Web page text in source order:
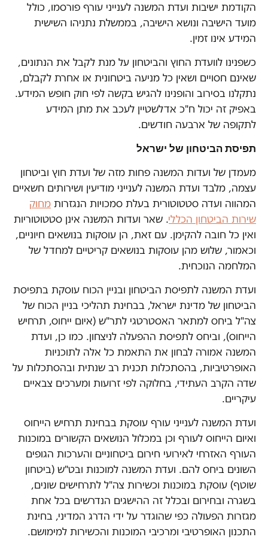
הקודמת ישיבות ועדת המשנה לענייני עורף פורסמו, כולל
מועד הישיבה ונושא הישיבה, בממשלת נתניהו השישית
המידע אינו זמין.
כשפנינו לוועדת החוץ והביטחון על מנת לקבל את הנתונים,
שאינם חסויים ושאין כל מניעה ביטחונית או אחרת לקבלם,
נתקלנו בסירוב והופנינו להגיש בקשה לפי חוק חופש המידע.
באפיק זה יכול ח"כ אדלשטיין לעכב את מתן המידע
לתקופה של ארבעה חודשים.
תפיסת הביטחון של ישראל
מעמדן של ועדות המשנה פחות מזה של ועדת חוץ וביטחון
עצמה, מלבד ועדת המשנה לענייני מודיעין ושירותים חשאיים
המהווה ועדה סטטוטורית בעלת סמכויות הנגזרות מחוק
שירות הביטחון הכללי. שאר ועדות המשנה אינן סטטוטוריות
ואין כל חובה להקימן. עם זאת, הן עוסקות בנושאים חיוניים,
וכאמור, שלוש מהן עוסקות בנושאים קריטיים למחדל של
המלחמה הנוכחית.
ועדת המשנה לתפיסת הביטחון ובניין הכוח עוסקת בתפיסת
הביטחון של מדינת ישראל, בבחינת תהליכי בניין הכוח של
צה"ל ביחס למתאר האסטרטגי לתר"ש (איום ייחוס, תרחיש
הייחוס), וביחס לתפיסת ההפעלה לניצחון. כמו כן, ועדת
המשנה אמורה לבחון את התאמת כל אלה לתוכניות
האופרטיביות, בהסתכלות תכנית רב שנתית ובהסתכלות על
שדה הקרב העתידי, בחלוקה לפי זרועות ומערכים צבאיים
עיקריים.
ועדת המשנה לענייני עורף עוסקת בבחינת תרחיש הייחוס
ואיום הייחוס לעורף וכן במכלול הנושאים הקשורים במוכנות
העורף האזרחי לאירועי חירום ביטחוניים והערכות הגופים
השונים ביחס להם. ועדת המשנה למוכנות ובט"ש (ביטחון
שוטף) עוסקת במוכנות וכשירות צה"ל לתרחישים שונים,
בשגרה ובחירום ובכלל זה ההישגים הנדרשים בכל אחת
מגזרות הפעולה כפי שהוגדר על ידי הדרג המדיני, בחינת
התכנון האופרטיבי ומרכיבי המוכנות והכשירות למימושם.